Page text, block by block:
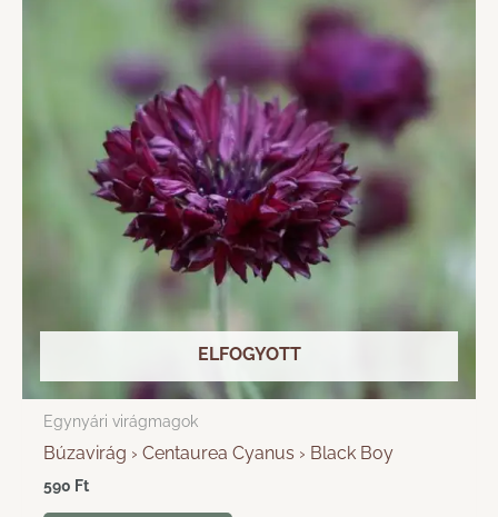
ELFOGYOTT
Egynyári virágmagok
Búzavirág › Centaurea Cyanus › Black Boy
590 Ft